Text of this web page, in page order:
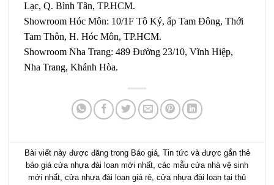
Lạc, Q. Bình Tân, TP.HCM.
Showroom Hóc Môn: 10/1F Tô Ký, ấp Tam Đông, Thới
Tam Thôn, H. Hóc Môn, TP.HCM.
Showroom Nha Trang: 489 Đường 23/10, Vĩnh Hiệp,
Nha Trang, Khánh Hòa.
Bài viết này được đăng trong Báo giá, Tin tức và được gắn thẻ
báo giá cửa nhựa đài loan mới nhất các mẫu cửa nhà vệ sinh
mới nhất cửa nhựa đài loan giá rẻ cửa nhựa đài loan tại thủ